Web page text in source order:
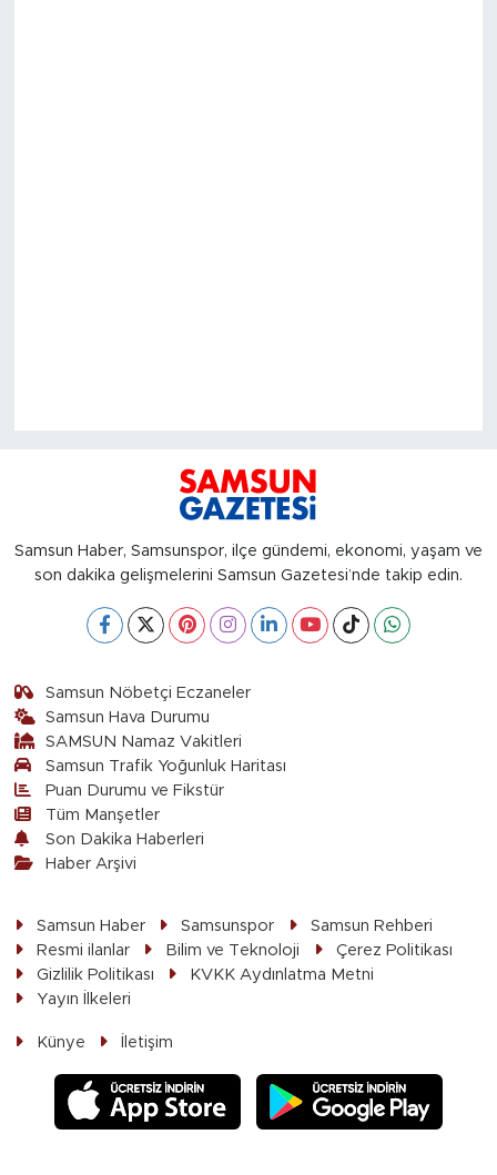
Samsun Haber, Samsunspor, ilçe gündemi, ekonomi, yaşam ve
son dakika gelişmelerini Samsun Gazetesi’nde takip edin.
Samsun Nöbetçi Eczaneler
Samsun Hava Durumu
SAMSUN Namaz Vakitleri
Samsun Trafik Yoğunluk Haritası
Puan Durumu ve Fikstür
Tüm Manşetler
Son Dakika Haberleri
Haber Arşivi
Samsun Haber Samsunspor
Samsun Rehberi
Resmi ilanlar
Bilim ve Teknoloji
Çerez Politikası
Gizlilik Politikası
KVKK Aydınlatma Metni
Yayın İlkeleri
Künye İletişim